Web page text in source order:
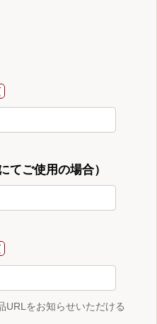
てご使用の場合）
URLをお知らせいただける